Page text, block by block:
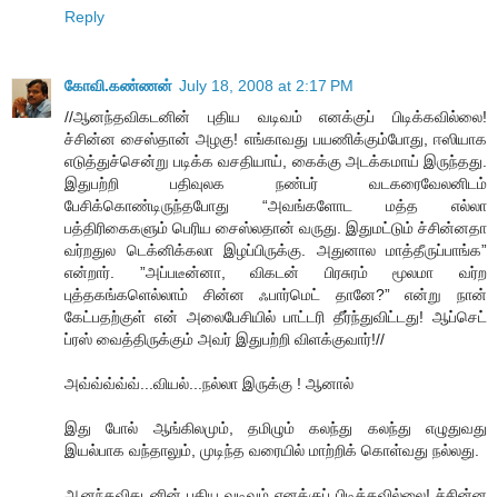
Reply
கோவி.கண்ணன் July 18, 2008 at 2:17 PM
//ஆனந்தவிகடனின் புதிய வடிவம் எனக்குப் பிடிக்கவில்லை!
ச்சின்ன சைஸ்தான் அழகு! எங்காவது பயணிக்கும்போது, ஈஸியாக
எடுத்துச்சென்று படிக்க வசதியாய், கைக்கு அடக்கமாய் இருந்தது.
இதுபற்றி பதிவுலக நண்பர் வடகரைவேலனிடம்
பேசிக்கொண்டிருந்தபோது “அவங்களோட மத்த எல்லா
பத்திரிகைகளும் பெரிய சைஸ்லதான் வருது. இதுமட்டும் ச்சின்னதா
வர்றதுல டெக்னிக்கலா இழப்பிருக்கு. அதுனால மாத்தீருப்பாங்க”
என்றார். ”அப்படீன்னா, விகடன் பிரசுரம் மூலமா வர்ற
புத்தகங்களெல்லாம் சின்ன ஃபார்மெட் தானே?” என்று நான்
கேட்பதற்குள் என் அலைபேசியில் பாட்டரி தீர்ந்துவிட்டது! ஆப்செட்
ப்ரஸ் வைத்திருக்கும் அவர் இதுபற்றி விளக்குவார்!//
அவ்வ்வ்வ்வ்...வியல்...நல்லா இருக்கு ! ஆனால்
இது போல் ஆங்கிலமும், தமிழும் கலந்து கலந்து எழுதுவது
இயல்பாக வந்தாலும், முடிந்த வரையில் மாற்றிக் கொள்வது நல்லது.